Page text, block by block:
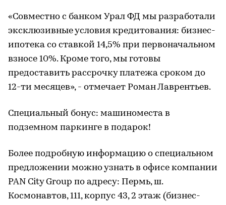
«Совместно с банком Урал ФД мы разработали
эксклюзивные условия кредитования: бизнес-
ипотека со ставкой 14,5% при первоначальном
взносе 10%. Кроме того, мы готовы
предоставить рассрочку платежа сроком до
12-ти месяцев», - отмечает Роман Лаврентьев.
Специальный бонус: машиноместа в
подземном паркинге в подарок!
Более подробную информацию о специальном
предложении можно узнать в офисе компании
PAN City Group по адресу: Пермь, ш.
Космонавтов, 111, корпус 43, 2 этаж (бизнес-